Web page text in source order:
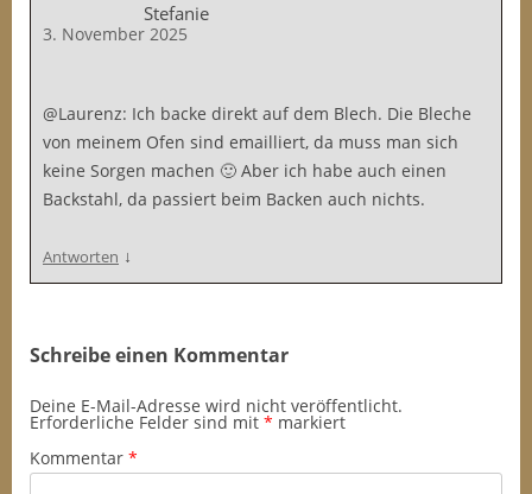
Stefanie
3. November 2025
@Laurenz: Ich backe direkt auf dem Blech. Die Bleche
von meinem Ofen sind emailliert, da muss man sich
keine Sorgen machen 🙂 Aber ich habe auch einen
Backstahl, da passiert beim Backen auch nichts.
Antworten ↓
Schreibe einen Kommentar
Deine E-Mail-Adresse wird nicht veröffentlicht.
Erforderliche Felder sind mit * markiert
Kommentar *